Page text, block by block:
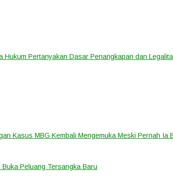
Pertanyakan Dasar Penangkapan dan
Kasus MBG Kembali Mengemuka Meski Pernah Ia
Peluang Tersangka Baru